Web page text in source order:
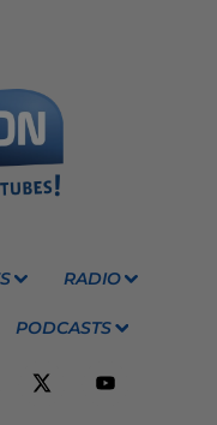
RADIO
PODCASTS